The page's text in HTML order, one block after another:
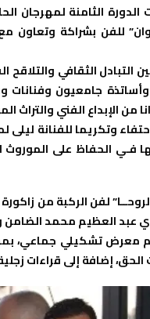
الثامنة لمهرجان
للفن بشراكة وتعاون مع
التبادل الثقافي
جامعيون وفنانات
من الإبداع الفني
وتكريما للفنانة
فـي الحفاظ على الموروث
لفن الركبة من
عبد العظيم محمد الضامن
معرض تشكيلي جماعي،
إضافة إلى قراءات